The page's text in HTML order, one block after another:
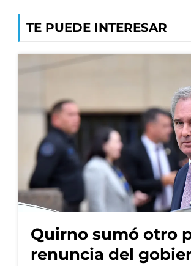
TE PUEDE INTERESAR
Quirno sumó otro
renuncia del